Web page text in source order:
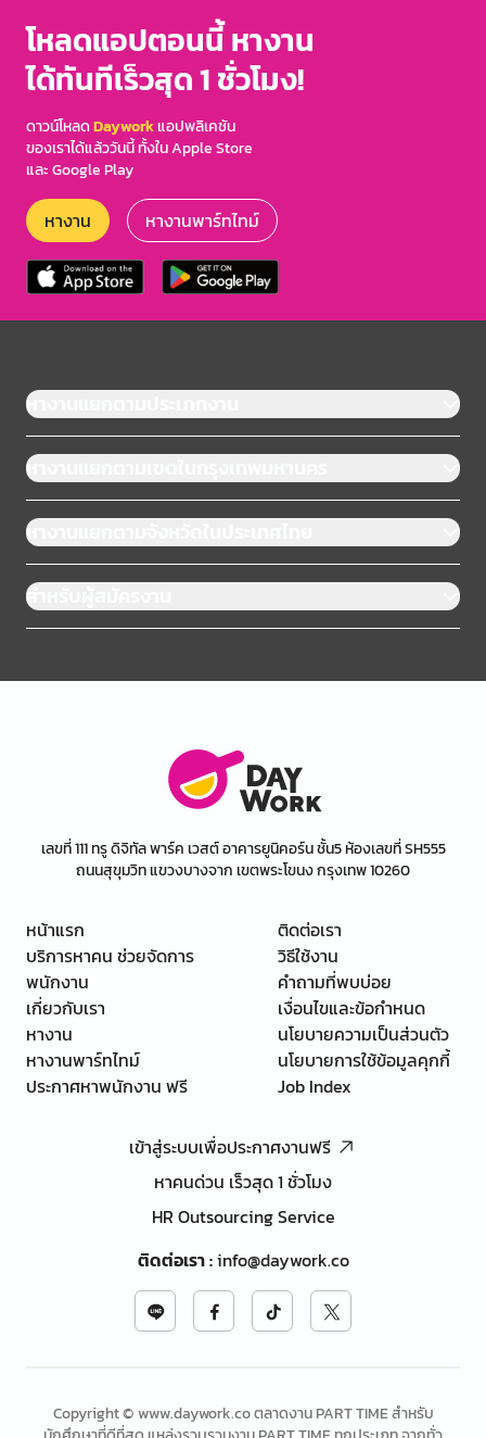
โหลดแอปตอนนี้ หางาน
ได้ทันทีเร็วสุด 1 ชั่วโมง!
ดาวน์โหลดDayworkแอปพลิเคชัน
ของเราได้แล้ววันนี้ ทั้งใน Apple Store
และ Google Play
หางาน หางานพาร์ทไทม์
หางานแยกตามประเภทงาน
หางานแยกตามเขตในกรุงเทพมหานคร
หางานแยกตามจังหวัดในประเทศไทย
สำหรับผู้สมัครงาน
เลขที่ 111 ทรู ดิจิทัล พาร์ค เวสต์ อาคารยูนิคอร์น ชั้น5 ห้องเลขที่ SH555
ถนนสุขุมวิท แขวงบางจาก เขตพระโขนง กรุงเทพ 10260
หน้าแรก
บริการหาคน ช่วยจัดการ
พนักงาน
เกี่ยวกับเรา
หางาน
หางานพาร์ทไทม์
ประกาศหาพนักงาน ฟรี
ติดต่อเรา
วิธีใช้งาน
คำถามที่พบบ่อย
เงื่อนไขและข้อกำหนด
นโยบายความเป็นส่วนตัว
นโยบายการใช้ข้อมูลคุกกี้
Job Index
เข้าสู่ระบบเพื่อประกาศงานฟรี
หาคนด่วน เร็วสุด 1 ชั่วโมง
HR Outsourcing Service
ติดต่อเรา:info@daywork.co
Copyright © www.daywork.co ตลาดงาน PART TIME สำหรับ